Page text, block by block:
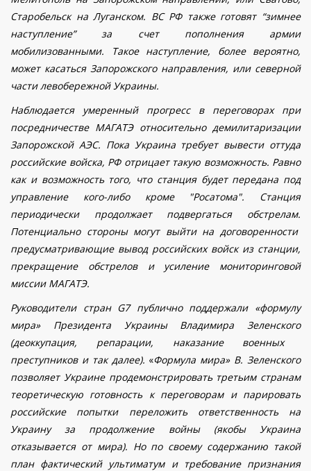
Старобельск на Луганском. ВС РФ также готовят “зимнее
наступление” за счет пополнения армии
мобилизованными. Такое наступление, более вероятно,
может касаться Запорожского направления, или северной
части левобережной Украины.
Наблюдается умеренный прогресс впереговорах при
посредничестве МАГАТЭотносительно демилитаризации
Запорожской АЭС. Пока Украина требует вывести оттуда
российские войска, РФ отрицает такую возможность. Равно
как и возможность того, что станция будет передана под
управление кого-либо кроме "Росатома". Станция
периодически продолжает подвергаться обстрелам.
Потенциально стороны могут выйти на договоренности
предусматривающие вывод российских войск из станции,
прекращение обстрелов и усиление мониторинговой
миссии МАГАТЭ.
Руководители стран G7публично поддержали«формулу
мира» Президента Украины Владимира Зеленского
(деоккупация, репарации, наказание военных
преступников и так далее). «Формула мира» В. Зеленского
позволяет Украине продемонстрировать третьим странам
теоретическую готовностьк переговорами парировать
российские попытки переложить ответственность на
Украину за продолжение войны (якобы Украина
отказывается от мира). Но по своему содержанию такой
план фактический ультиматум и требование признания